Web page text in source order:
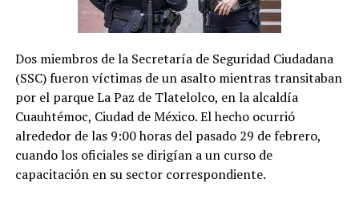
Dos miembros de la Secretaría de Seguridad Ciudadana
(SSC) fueron víctimas de un asalto mientras transitaban
por el parque La Paz de Tlatelolco, en la alcaldía
Cuauhtémoc, Ciudad de México. El hecho ocurrió
alrededor de las 9:00 horas del pasado 29 de febrero,
cuando los oficiales se dirigían a un curso de
capacitación en su sector correspondiente.